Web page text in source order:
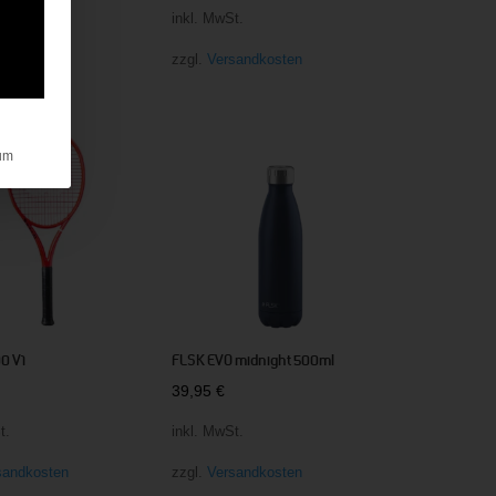
inkl. MwSt.
zzgl. Versandkosten
V1
FLSK EVO midnight 500ml
39,95€
inkl. MwSt.
zzgl. Versandkosten